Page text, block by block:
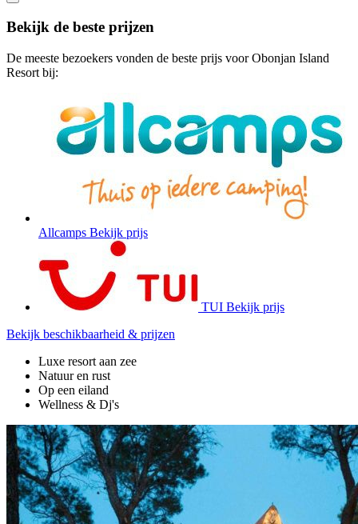
Bekijk de beste prijzen
De meeste bezoekers vonden de beste prijs voor Obonjan Island
Resort bij:
Allcamps Bekijk prijs
TUI Bekijk prijs
Bekijk beschikbaarheid & prijzen
Luxe resort aan zee
Natuur en rust
Op een eiland
Wellness & Dj's